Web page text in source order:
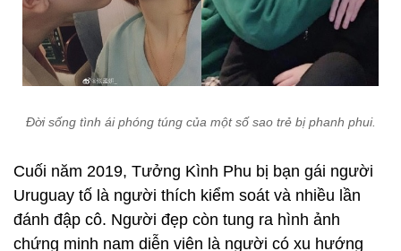
Đời sống tình ái phóng túng của một số sao trẻ bị phanh phui.
Cuối năm 2019, Tưởng Kình Phu bị bạn gái người
Uruguay tố là người thích kiểm soát và nhiều lần
đánh đập cô. Người đẹp còn tung ra hình ảnh
chứng minh nam diễn viên là người có xu hướng